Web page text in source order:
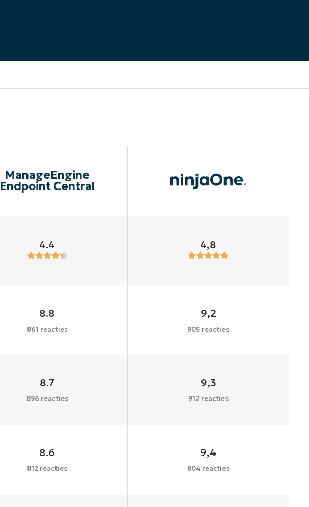
ManageEngine
Endpoint Central
4.4 4,8
8.8
861 reacties
9,2
905 reacties
8.7
896 reacties
9,3
912 reacties
8.6
812 reacties
9,4
804 reacties